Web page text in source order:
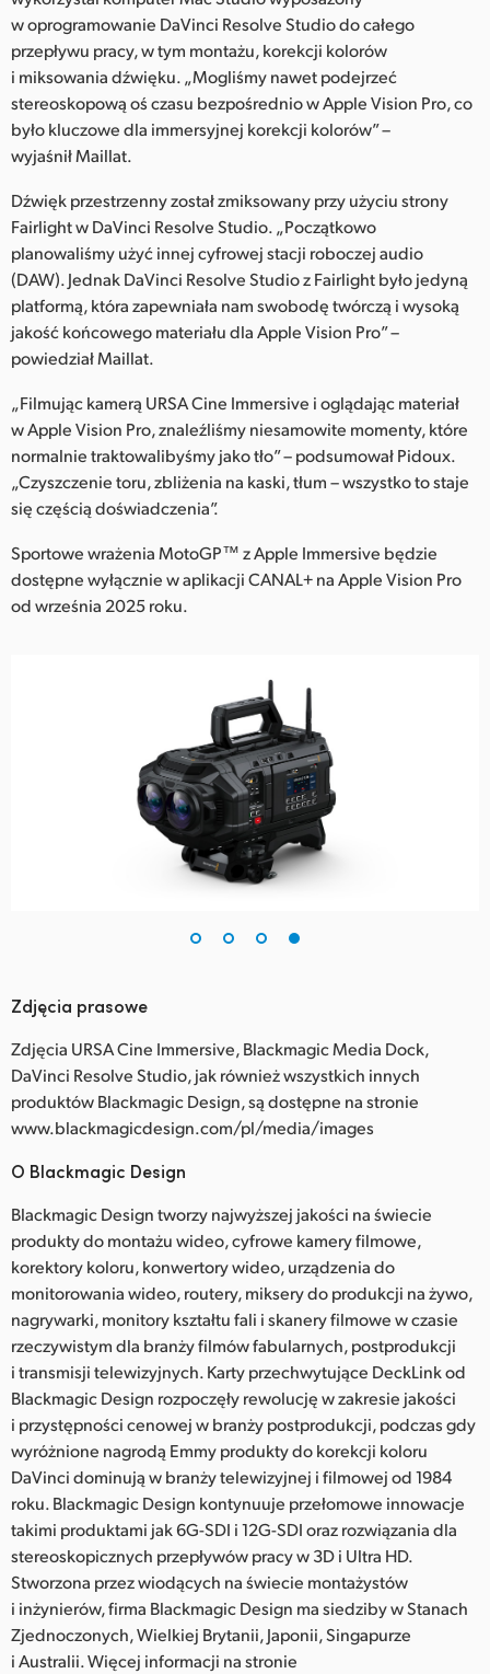
w oprogramowanie DaVinci Resolve Studio do całego
przepływu pracy, w tym montażu, korekcji kolorów
i miksowania dźwięku. „Mogliśmy nawet podejrzeć
stereoskopową oś czasu bezpośrednio w Apple Vision Pro, co
było kluczowe dla immersyjnej korekcji kolorów” –
wyjaśnił Maillat.
Dźwięk przestrzenny został zmiksowany przy użyciu strony
Fairlight w DaVinci Resolve Studio. „Początkowo
planowaliśmy użyć innej cyfrowej stacji roboczej audio
(DAW). Jednak DaVinci Resolve Studio z Fairlight było jedyną
platformą, która zapewniała nam swobodę twórczą i wysoką
jakość końcowego materiału dla Apple Vision Pro” –
powiedział Maillat.
„Filmując kamerą URSA Cine Immersive i oglądając materiał
w Apple Vision Pro, znaleźliśmy niesamowite momenty, które
normalnie traktowalibyśmy jako tło” – podsumował Pidoux.
„Czyszczenie toru, zbliżenia na kaski, tłum – wszystko to staje
się częścią doświadczenia”.
Sportowe wrażenia MotoGP™ z Apple Immersive będzie
dostępne wyłącznie w aplikacji CANAL+ na Apple Vision Pro
od września 2025 roku.
Zdjęcia prasowe
Zdjęcia URSA Cine Immersive, Blackmagic Media Dock,
DaVinci Resolve Studio, jak również wszystkich innych
produktów Blackmagic Design, są dostępne na stronie
www.blackmagicdesign.com/pl/media/images
O Blackmagic Design
Blackmagic Design tworzy najwyższej jakości na świecie
produkty do montażu wideo, cyfrowe kamery filmowe,
korektory koloru, konwertory wideo, urządzenia do
monitorowania wideo, routery, miksery do produkcji na żywo,
nagrywarki, monitory kształtu fali i skanery filmowe w czasie
rzeczywistym dla branży filmów fabularnych, postprodukcji
i transmisji telewizyjnych. Karty przechwytujące DeckLink od
Blackmagic Design rozpoczęły rewolucję w zakresie jakości
i przystępności cenowej w branży postprodukcji, podczas gdy
wyróżnione nagrodą Emmy produkty do korekcji koloru
DaVinci dominują w branży telewizyjnej i filmowej od 1984
roku. Blackmagic Design kontynuuje przełomowe innowacje
takimi produktami jak 6G-SDI i 12G-SDI oraz rozwiązania dla
stereoskopicznych przepływów pracy w 3D i Ultra HD.
Stworzona przez wiodących na świecie montażystów
i inżynierów, firma Blackmagic Design ma siedziby w Stanach
Zjednoczonych, Wielkiej Brytanii, Japonii, Singapurze
i Australii. Więcej informacji na stronie